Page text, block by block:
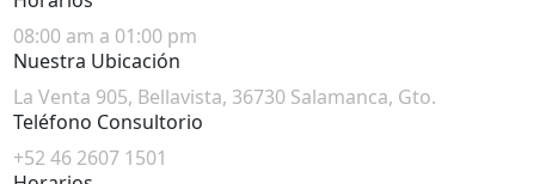
08:00 am a 01:00 pm
Nuestra Ubicación
La Venta 905, Bellavista, 36730 Salamanca, Gto.
Teléfono Consultorio
+52 46 2607 1501